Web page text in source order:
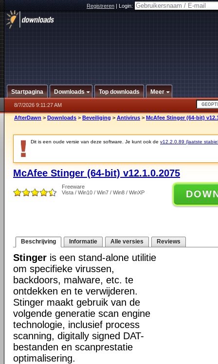
Registreren|Login:
Startpagina Downloads Top downloads Meer
8/7/2026 9:11:27 AM
AfterDawn > Downloads > Beveiliging > Antivirus > McAfee Stinger (64-bit)
Dit is een oude versie van deze software. Je kunt ook de v12.2.0.89 (laatste
McAfee Stinger (64-bit) v12.1.0.2075
Freeware
Vista / Win10 / Win7 / Win8 / WinXP
Beschrijving Informatie Alle versies Reviews
Stinger is een stand-alone utilitie
om specifieke virussen,
backdoors, malware, etc. te
ontdekken en te verwijderen.
Stinger maakt gebruik van de
volgende generatie scan engine
technologie, inclusief process
scanning, digitally signed DAT-
bestanden en scanprestatie
optimalisering.